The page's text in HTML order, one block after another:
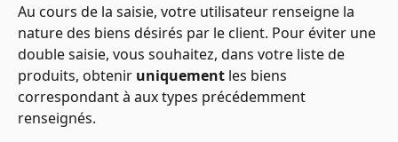
Au cours de la saisie, votre utilisateur renseigne la
nature des biens désirés par le client. Pour éviter une
double saisie, vous souhaitez, dans votre liste de
produits, obtenir uniquement les biens
correspondant à aux types précédemment
renseignés.